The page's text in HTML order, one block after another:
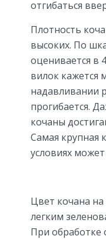
отгибаться
Плотность
высоких. По
оценивается в
вилок кажется
надавливании
прогибается.
кочаны
Самая крупная
условиях
Цвет кочана на
легким
При обработке